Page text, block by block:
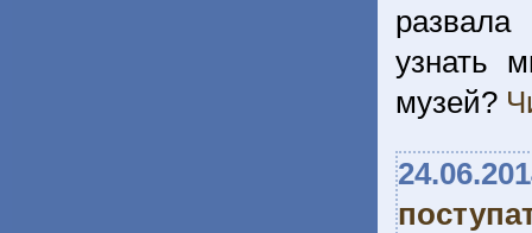
узнать
музей?